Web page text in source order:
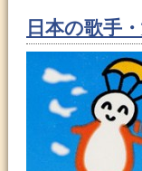
日本の歌手